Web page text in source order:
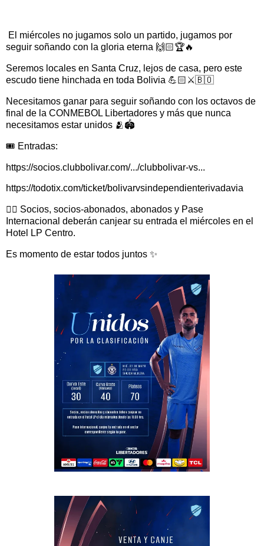
El miércoles no jugamos solo un partido, jugamos por
seguir soñando con la gloria eterna 🙌🏻🏆🔥
Seremos locales en Santa Cruz, lejos de casa, pero este
escudo tiene hinchada en toda Bolivia 💪🏻⚔️🇧🇴
Necesitamos ganar para seguir soñando con los octavos de
final de la CONMEBOL Libertadores y más que nunca
necesitamos estar unidos 🫂🏟️
🎟️ Entradas:
https://socios.clubbolivar.com/.../clubbolivar-vs...
https://todotix.com/ticket/bolivarvsindependienterivadavia
👉🏻 Socios, socios-abonados, abonados y Pase
Internacional deberán canjear su entrada el miércoles en el
Hotel LP Centro.
Es momento de estar todos juntos ✨